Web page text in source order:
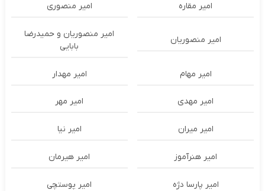
امیر مقاره امیر منصوری
امیر منصوریان
امیر منصوریان و حمیدرضا
بابایی
امیر مهام امیر مهدار
امیر مهدی امیر مهر
امیر میران امیر نیا
امیر هنرآموز امیر هیرمان
امیر پارسا دژه امیر پوستچی